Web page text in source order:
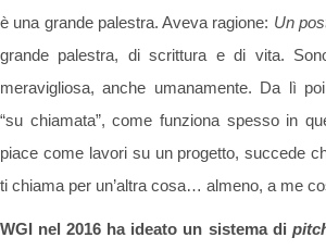
è una grande palestra. Aveva ragione: Un
grande palestra, di scrittura e di vita.
meravigliosa, anche umanamente. Da lì
“su chiamata”, come funziona spesso in
piace come lavori su un progetto, succede
ti chiama per un’altra cosa… almeno, a me
WGI nel 2016 ha ideato un sistema di